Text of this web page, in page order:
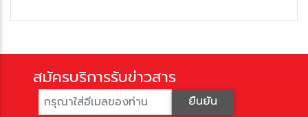
สมัครบริการรับข่าวสาร
ืนยัน